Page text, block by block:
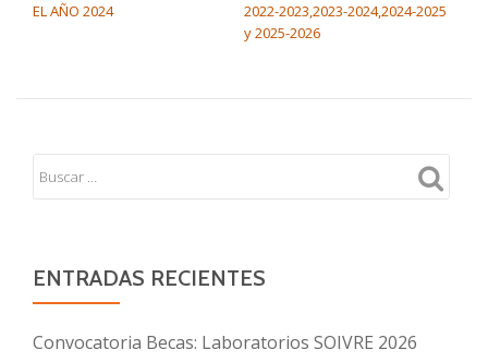
EL AÑO 2024
2022-2023,2023-2024,2024-2025
y 2025-2026
ENTRADAS RECIENTES
Convocatoria Becas: Laboratorios SOIVRE 2026